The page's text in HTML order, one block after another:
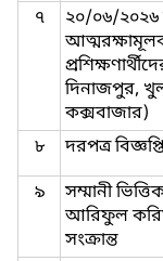
৭
২০/০৬/২০২৬
দিনাজপুর,
কক্সবাজার)
৮
দরপত্র
৯
সম্মানী
আরিফুল
সংক্রান্ত